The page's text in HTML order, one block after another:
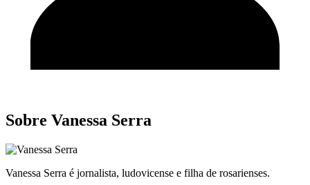
Sobre Vanessa Serra
Vanessa Serra é jornalista, ludovicense e filha de rosarienses.